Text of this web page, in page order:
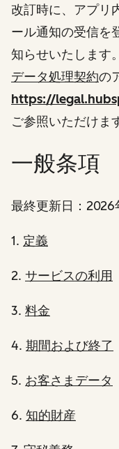
改訂時に、アプリ
ール通知の受信を
知らせいたします
データ処理契約の
https://
ご参照いただけま
一般条項
最終更新日：2026
1. 定義
2. サービスの利用
3. 料金
4. 期間および終了
5. お客さまデータ
6. 知的財産